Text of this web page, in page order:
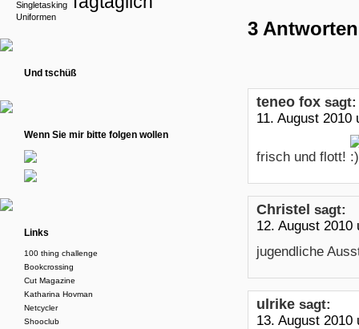
3
teneo fox sagt:
11. August 2010
frisch und flott!
Christel sagt:
12. August 2010
jugendliche
ulrike sagt:
13. August 2010
Singletasking
Uniformen
Und tschüß
Wenn Sie mir bitte folgen wollen
Links
100 thing challenge
Bookcrossing
Cut Magazine
Katharina Hovman
Netcycler
Shooclub